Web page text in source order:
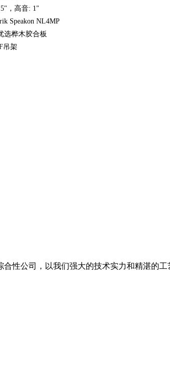
，高音: 1"
Speakon NL4MP
选桦木胶合板
吊架
性公司，以我们强大的技术实力和精湛的